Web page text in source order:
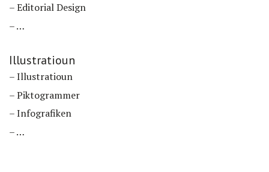
– Editorial Design
– …
Illustratioun
– Illustratioun
– Piktogrammer
– Infografiken
– …